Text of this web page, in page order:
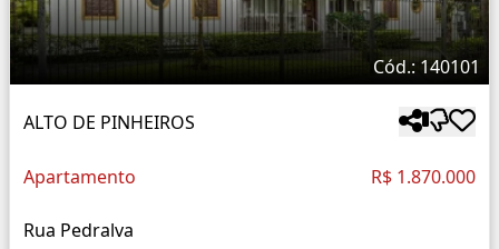
Cód.: 140101
ALTO DE PINHEIROS
Apartamento R$ 1.870.000
Rua Pedralva